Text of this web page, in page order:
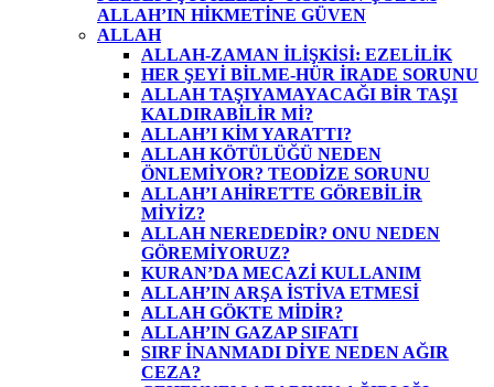
ALLAH’IN HİKMETİNE GÜVEN
ALLAH
ALLAH-ZAMAN İLİŞKİSİ: EZELİLİK
HER ŞEYİ BİLME-HÜR İRADE SORUNU
ALLAH TAŞIYAMAYACAĞI BİR TAŞI
KALDIRABİLİR Mİ?
ALLAH’I KİM YARATTI?
ALLAH KÖTÜLÜĞÜ NEDEN
ÖNLEMİYOR? TEODİZE SORUNU
ALLAH’I AHİRETTE GÖREBİLİR
MİYİZ?
ALLAH NEREDEDİR? ONU NEDEN
GÖREMİYORUZ?
KURAN’DA MECAZİ KULLANIM
ALLAH’IN ARŞA İSTİVA ETMESİ
ALLAH GÖKTE MİDİR?
ALLAH’IN GAZAP SIFATI
SIRF İNANMADI DİYE NEDEN AĞIR
CEZA?